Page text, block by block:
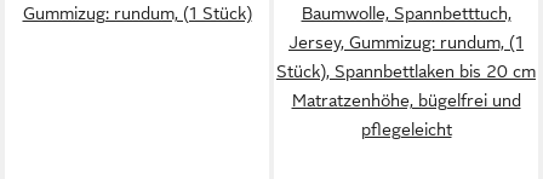
Gummizug: rundum, (1 Stück)
Baumwolle, Spannbetttuch,
Jersey, Gummizug: rundum, (1
Stück), Spannbettlaken bis 20 cm
Matratzenhöhe, bügelfrei und
pflegeleicht